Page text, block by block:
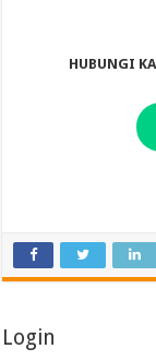
HUBUNGI
Login